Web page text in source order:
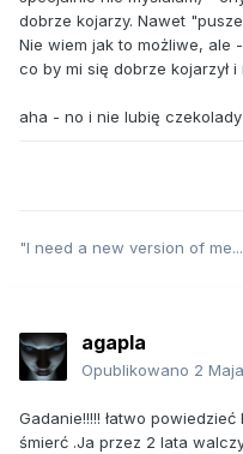
dobrze kojarzy. Nawet
Nie wiem jak to możliwe, ale
co by mi się dobrze kojarzył i
aha - no i nie lubię czekolady
"I need a new version of
agapla
Opublikowano 2
Gadanie!!!!! łatwo
śmierć .Ja przez 2 lata